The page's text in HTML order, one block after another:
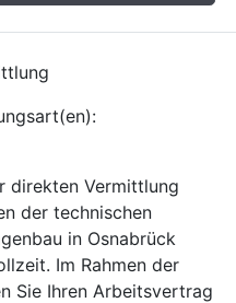
direkten Vermittlung
der technischen
in Osnabrück
Im Rahmen der
Sie Ihren Arbeitsvertrag